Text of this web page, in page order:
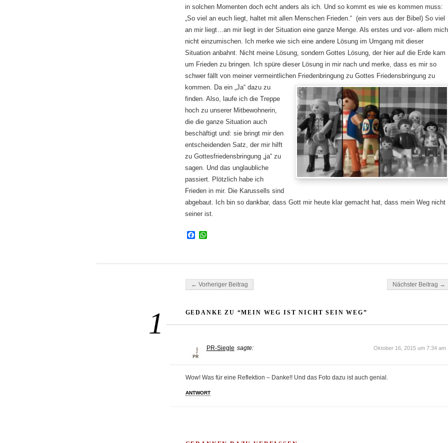
in solchen Momenten doch echt anders als ich. Und so kommt es wie es kommen muss:
„So viel an euch liegt, haltet mit allen Menschen Frieden.“ (ein vers aus der Bibel) So viel
an mir liegt…an mir liegt in der Situation eine ganze Menge. Als erstes und vor- allem mich
nicht einzumischen. Ich merke wie sich eine andere Lösung im Umgang mit dieser
Situation anbahnt. Nicht meine Lösung, sondern Gottes Lösung, der hier auf die Erde kam
um Frieden zu bringen. Ich spüre dieser Lösung in mir nach und merke, dass es mir so
schwer fällt von meiner vermeintlichen Friedenbringung zu Gottes Friedensbringung zu
kommen. Da ein „Ja“ dazu zu
finden. Also, laufe ich die Treppe
hoch zu unserer Mitbewohnerin,
die die ganze Situation auch
beschäftigt und: sie bringt mir den
entscheidenden Satz, der mir hilft
zu Gottesfriedensbringung „ja“ zu
sagen. Und das unglaubliche
passiert. Plötzlich habe ich
Frieden in mir. Die Karussells sind
abgebaut. Ich bin so dankbar, dass Gott mir heute klar gemacht hat, dass mein Weg nicht
seiner ist.
Facebook
Beitragsnavigation
← Vorheriger Beitrag Nächster Beitrag →
1 GEDANKE ZU “MEIN WEG IST NICHT SEIN WEG”
PR-Siegle sagte: Oktober 16, 2015 um 7:34 am
Wow! Was für eine Reflektion – Danke!! Und das Foto dazu ist auch genial.
ANTWORT